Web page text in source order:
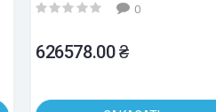
0
626578.00 ₴